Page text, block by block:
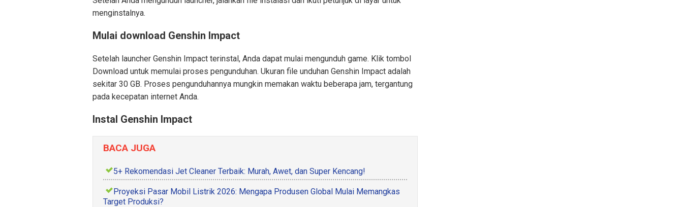
menginstalnya.
Mulai download Genshin Impact
Setelah launcher Genshin Impact terinstal, Anda dapat mulai mengunduh game. Klik tombol
Download untuk memulai proses pengunduhan. Ukuran file unduhan Genshin Impact adalah
sekitar 30 GB. Proses pengunduhannya mungkin memakan waktu beberapa jam, tergantung
pada kecepatan internet Anda.
Instal Genshin Impact
BACA JUGA
5+ Rekomendasi Jet Cleaner Terbaik: Murah, Awet, dan Super Kencang!
Proyeksi Pasar Mobil Listrik 2026: Mengapa Produsen Global Mulai Memangkas
Target Produksi?